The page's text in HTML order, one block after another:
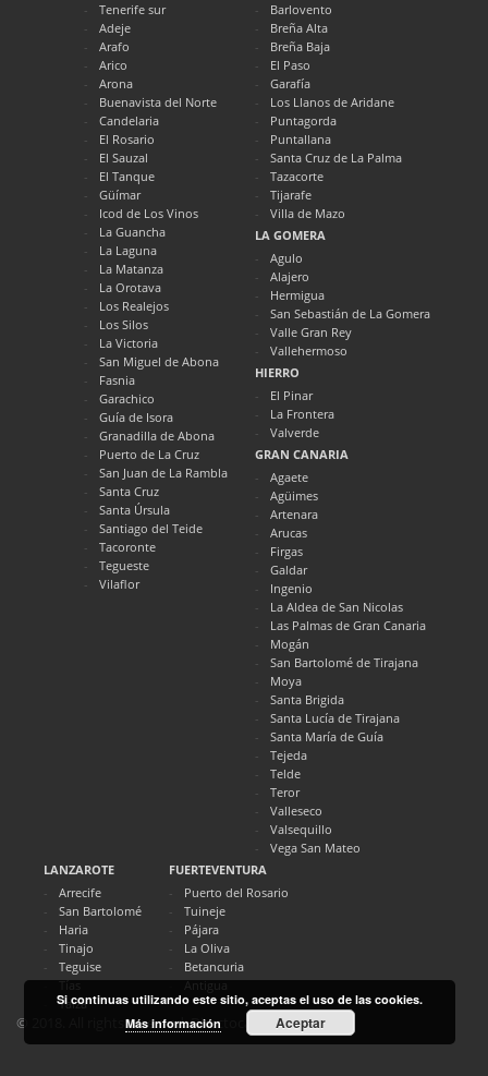
Tenerife sur
Adeje
Arafo
Arico
Arona
Buenavista del Norte
Candelaria
El Rosario
El Sauzal
El Tanque
Güímar
Icod de Los Vinos
La Guancha
La Laguna
La Matanza
La Orotava
Los Realejos
Los Silos
La Victoria
San Miguel de Abona
Fasnia
Garachico
Guía de Isora
Granadilla de Abona
Puerto de La Cruz
San Juan de La Rambla
Santa Cruz
Santa Úrsula
Santiago del Teide
Tacoronte
Tegueste
Vilaflor
Barlovento
Breña Alta
Breña Baja
El Paso
Garafía
Los Llanos de Aridane
Puntagorda
Puntallana
Santa Cruz de La Palma
Tazacorte
Tijarafe
Villa de Mazo
LA GOMERA
Agulo
Alajero
Hermigua
San Sebastián de La Gomera
Valle Gran Rey
Vallehermoso
HIERRO
El Pinar
La Frontera
Valverde
GRAN CANARIA
Agaete
Agüimes
Artenara
Arucas
Firgas
Galdar
Ingenio
La Aldea de San Nicolas
Las Palmas de Gran Canaria
Mogán
San Bartolomé de Tirajana
Moya
Santa Brigida
Santa Lucía de Tirajana
Santa María de Guía
Tejeda
Telde
Teror
Valleseco
Valsequillo
Vega San Mateo
LANZAROTE
Arrecife
San Bartolomé
Haria
Tinajo
Teguise
Tías
Yaiza
FUERTEVENTURA
Puerto del Rosario
Tuineje
Pájara
La Oliva
Betancuria
Antigua
© 2018. All rights reserved. Directocanarias.com
Si continuas utilizando este sitio, aceptas el uso de las cookies.
Más información
Aceptar